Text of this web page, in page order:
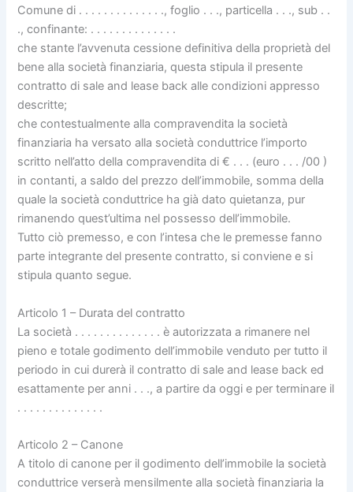
Comune di . . . . . . . . . . . . . ., foglio . . ., particella . . ., sub . .
., confinante: . . . . . . . . . . . . . .
che stante l’avvenuta cessione definitiva della proprietà del
bene alla società finanziaria, questa stipula il presente
contratto di sale and lease back alle condizioni appresso
descritte;
che contestualmente alla compravendita la società
finanziaria ha versato alla società conduttrice l’importo
scritto nell’atto della compravendita di € . . . (euro . . . /00 )
in contanti, a saldo del prezzo dell’immobile, somma della
quale la società conduttrice ha già dato quietanza, pur
rimanendo quest’ultima nel possesso dell’immobile.
Tutto ciò premesso, e con l’intesa che le premesse fanno
parte integrante del presente contratto, si conviene e si
stipula quanto segue.
Articolo 1 – Durata del contratto
La società . . . . . . . . . . . . . . è autorizzata a rimanere nel
pieno e totale godimento dell’immobile venduto per tutto il
periodo in cui durerà il contratto di sale and lease back ed
esattamente per anni . . ., a partire da oggi e per terminare il
. . . . . . . . . . . . . .
Articolo 2 – Canone
A titolo di canone per il godimento dell’immobile la società
conduttrice verserà mensilmente alla società finanziaria la